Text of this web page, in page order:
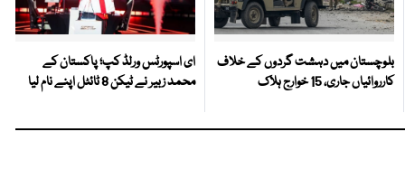
بلوچستان میں دہشت گردوں کے خلاف
کارروائیاں جاری، 15 خوارج ہلاک
ای اسپورٹس ورلڈ کپ؛ پاکستان کے
محمد زبیر نے ٹیکن 8 ٹائٹل اپنے نام لیا